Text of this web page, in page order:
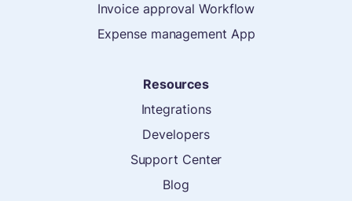
Invoice approval Workflow
Expense management App
Resources
Integrations
Developers
Support Center
Blog